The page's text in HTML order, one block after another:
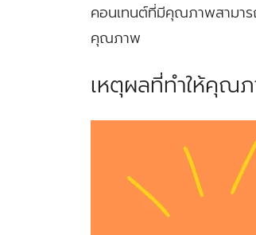
คอนเทนต์ที่มีคุณภาพสามาร
คุณภาพ
เหตุผลที่ทำให้คุณ